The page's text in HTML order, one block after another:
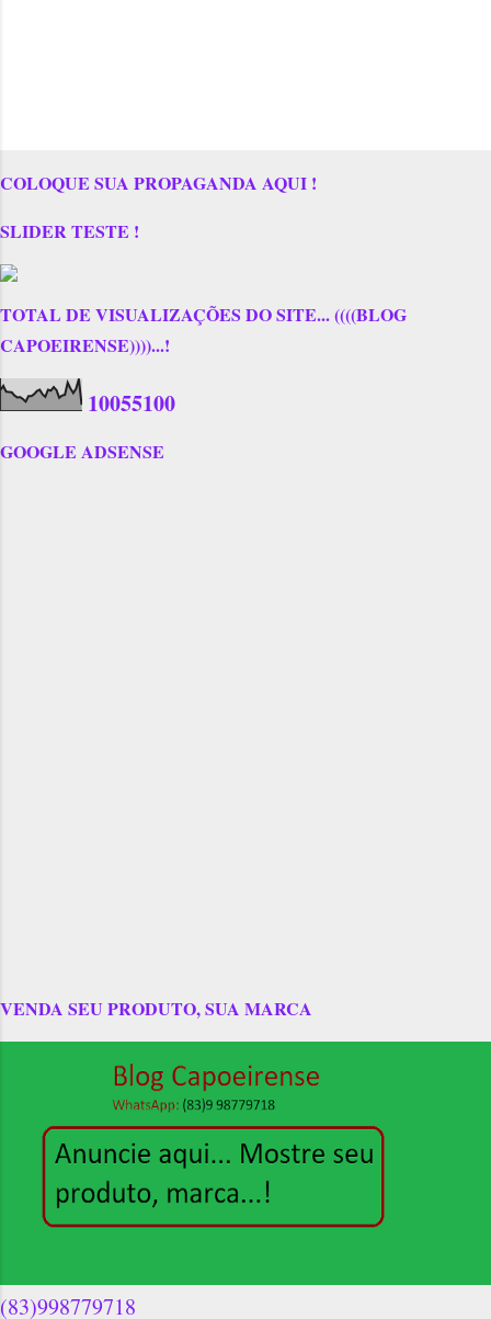
COLOQUE SUA PROPAGANDA AQUI !
SLIDER TESTE !
TOTAL DE VISUALIZAÇÕES DO SITE... ((((BLOG
CAPOEIRENSE))))...!
10055100
GOOGLE ADSENSE
VENDA SEU PRODUTO, SUA MARCA
(83)998779718